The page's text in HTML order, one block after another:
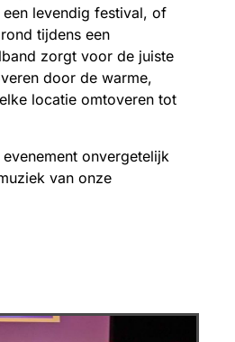
levendig festival, of
tijdens een
zorgt voor de juiste
door de warme,
locatie omtoveren tot
onvergetelijk
van onze